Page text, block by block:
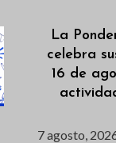
La
celebra
16 de
7 agosto,